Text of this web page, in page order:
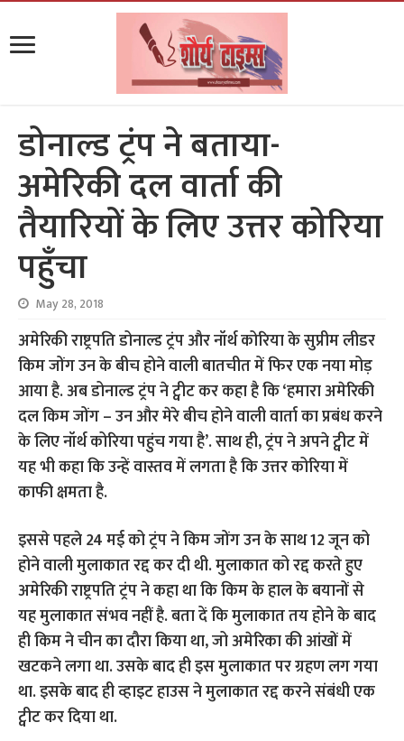
डोनाल्ड ट्रंप ने बताया-
अमेरिकी दल वार्ता की
तैयारियों के लिए उत्तर कोरिया
पहुँचा
May 28, 2018
अमेरिकी राष्ट्रपति डोनाल्ड ट्रंप और नॉर्थ कोरिया के सुप्रीम लीडर
किम जोंग उन के बीच होने वाली बातचीत में फिर एक नया मोड़
आया है. अब डोनाल्ड ट्रंप ने ट्वीट कर कहा है कि ‘हमारा अमेरिकी
दल किम जोंग – उन और मेरे बीच होने वाली वार्ता का प्रबंध करने
के लिए नॉर्थ कोरिया पहुंच गया है’. साथ ही, ट्रंप ने अपने ट्वीट में
यह भी कहा कि उन्हें वास्तव में लगता है कि उत्तर कोरिया में
काफी क्षमता है.
इससे पहले 24 मई को ट्रंप ने किम जोंग उन के साथ 12 जून को
होने वाली मुलाकात रद्द कर दी थी. मुलाकात को रद्द करते हुए
अमेरिकी राष्ट्रपति ट्रंप ने कहा था कि किम के हाल के बयानों से
यह मुलाकात संभव नहीं है. बता दें कि मुलाकात तय होने के बाद
ही किम ने चीन का दौरा किया था, जो अमेरिका की आंखों में
खटकने लगा था. उसके बाद ही इस मुलाकात पर ग्रहण लग गया
था. इसके बाद ही व्हाइट हाउस ने मुलाकात रद्द करने संबंधी एक
ट्वीट कर दिया था.